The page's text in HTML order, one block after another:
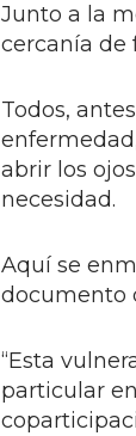
Junto a la
cercanía de
Todos,
abrir los
necesidad.
Aquí se
documento
“Esta
particular